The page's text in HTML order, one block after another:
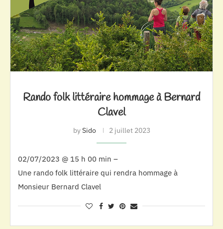
Rando folk littéraire hommage à Bernard
Clavel
bySido 2 juillet 2023
02/07/2023 @ 15 h 00 min –
Une rando folk littéraire qui rendra hommage à
Monsieur Bernard Clavel